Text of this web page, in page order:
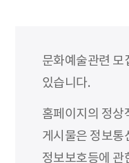
문화예술관련 모
있습니다.
홈페이지의 정상
게시물은 정보통
정보보호등에 관